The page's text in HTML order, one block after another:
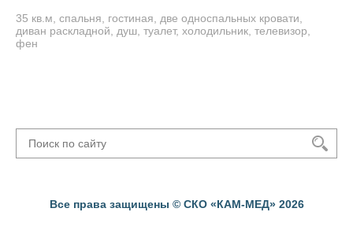
35 кв.м, спальня, гостиная, две односпальных кровати,
диван раскладной, душ, туалет, холодильник, телевизор,
фен
Все права защищены © СКО «КАМ-МЕД» 2026